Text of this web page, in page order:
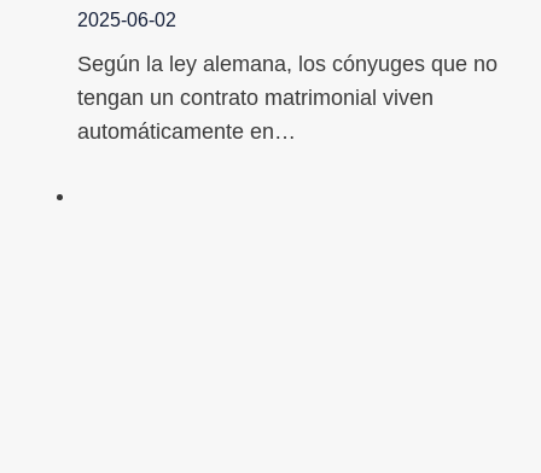
2025-06-02
Según la ley alemana, los cónyuges que no
tengan un contrato matrimonial viven
automáticamente en…